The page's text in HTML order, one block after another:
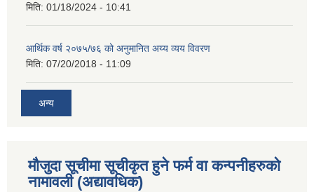
मिति: 01/18/2024 - 10:41
आर्थिक वर्ष २०७५/७६ को अनुमानित अय्य व्यय विवरण
मिति: 07/20/2018 - 11:09
अन्य
मौजुदा सूचीमा सूचीकृत हुने फर्म वा कन्पनीहरुको
नामावली (अद्यावधिक)